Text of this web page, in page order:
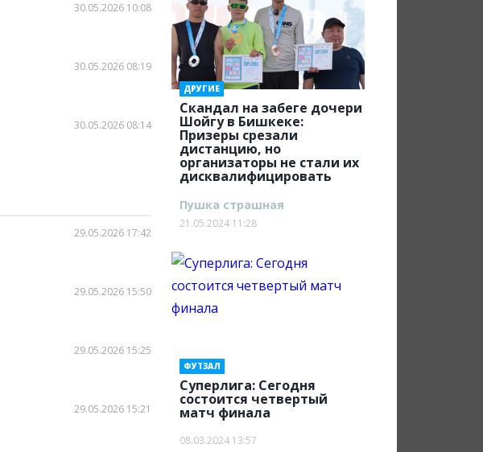
30.05.2026 10:08
30.05.2026 08:19
30.05.2026 08:14
29.05.2026 17:42
29.05.2026 15:50
29.05.2026 15:25
29.05.2026 15:21
Скандал на забеге дочери
Шойгу в Бишкеке:
Призеры срезали
дистанцию, но
организаторы не стали их
дисквалифицировать
ДРУГИЕ
Пушка страшная
21.05.2024 11:28
Суперлига: Сегодня
состоится четвертый
матч финала
ФУТЗАЛ
08.03.2024 13:57